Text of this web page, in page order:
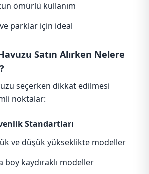
ömürlü kullanım
parklar için ideal
Satın Alırken Nelere
seçerken dikkat edilmesi
noktalar:
Standartları
ve düşük yükseklikte modeller
boy kaydıraklı modeller